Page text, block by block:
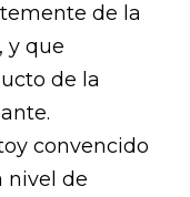
de la
y que
de la
convencido
nivel de